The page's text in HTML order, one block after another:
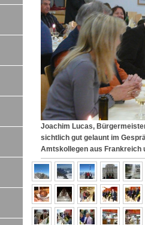
Joachim Lucas,
sichtlich gut gelaunt im
Amtskollegen aus Frankreich